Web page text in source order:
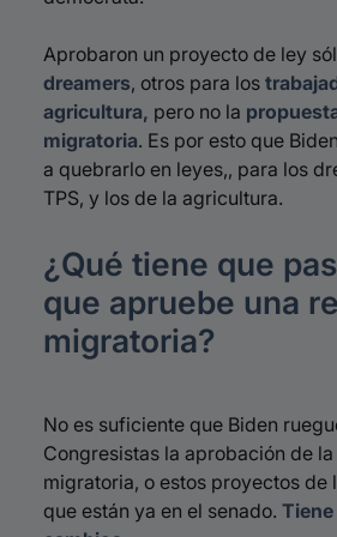
Aprobaron un proyecto de ley
dreamers, otros para los
agricultura, pero no la
migratoria. Es por esto que Biden
a quebrarlo en leyes,, para los
TPS, y los de la agricultura.
¿Qué tiene que
que apruebe una
migratoria?
No es suficiente que Biden
Congresistas la aprobación de
migratoria, o estos proyectos de
que están ya en el senado.